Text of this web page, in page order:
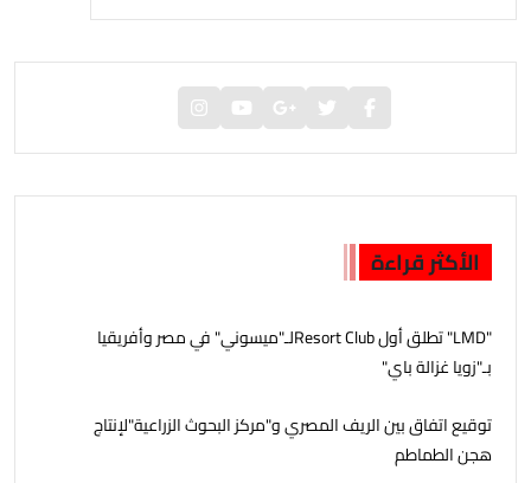
الأكثر قراءة
"LMD" تطلق أول Resort Clubلـ"ميسوني" في مصر وأفريقيا
بـ"زويا غزالة باي"
توقيع اتفاق بين الريف المصري و"مركز البحوث الزراعية"لإنتاج
هجن الطماطم